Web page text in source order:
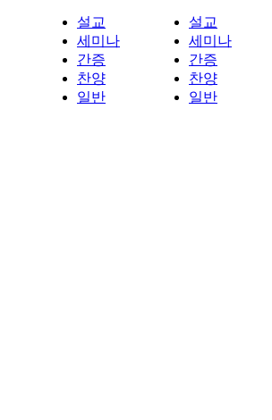
설교
세미나
간증
찬양
일반
설교
세미나
간증
찬양
일반